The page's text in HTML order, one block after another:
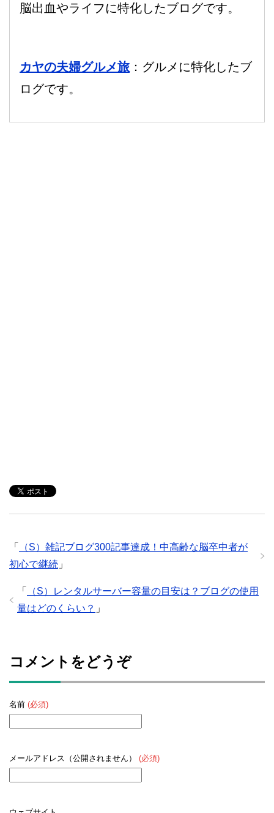
脳出血やライフに特化したブログです。
カヤの夫婦グルメ旅 ：グルメに特化したブ
ログです。
「
（S）雑記ブログ300記事達成！中高齢な脳卒中者が
初心で継続 」
「
（S）レンタルサーバー容量の目安は？ブログの使用
量はどのくらい？ 」
コメントをどうぞ
名前 (必須)
メールアドレス（公開されません） (必須)